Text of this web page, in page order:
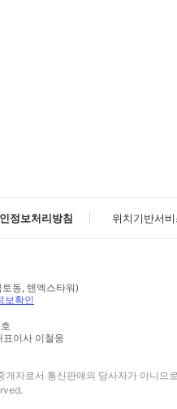
정보처리방침 위치기반서
동, 텐엑스타워)
보확인
이사 이철웅
개자로서 통신판매의 당사자가 아니므